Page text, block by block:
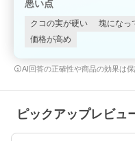
悪い点
クコの実が硬い 塊になっ
価格が高め
AI回答の正確性や商品の効果は
ピックアップレビュ